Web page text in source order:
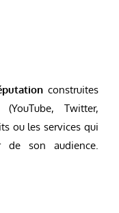
construites
Twitter,
ou les services qui
de son audience.